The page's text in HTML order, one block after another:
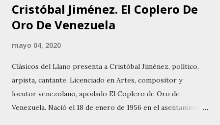
Cristóbal Jiménez. El Coplero De
Oro De Venezuela
mayo 04, 2020
Clásicos del Llano presenta a Cristóbal Jiménez, político,
arpista, cantante, Licenciado en Artes, compositor y
locutor venezolano, apodado El Coplero de Oro de
Venezuela. Nació el 18 de enero de 1956 en el asentamiento